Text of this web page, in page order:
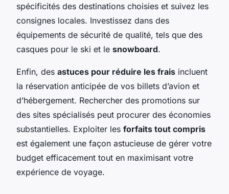
spécificités des destinations choisies et suivez les
consignes locales. Investissez dans des
équipements de sécurité de qualité, tels que des
casques pour le ski et le snowboard.
Enfin, des astuces pour réduire les frais incluent
la réservation anticipée de vos billets d’avion et
d’hébergement. Rechercher des promotions sur
des sites spécialisés peut procurer des économies
substantielles. Exploiter les forfaits tout compris
est également une façon astucieuse de gérer votre
budget efficacement tout en maximisant votre
expérience de voyage.